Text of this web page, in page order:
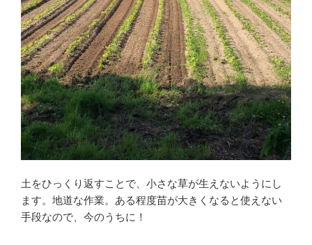
土をひっくり返すことで、小さな草が生えないようにし
ます。地道な作業。ある程度苗が大きくなると使えない
手段なので、今のうちに！